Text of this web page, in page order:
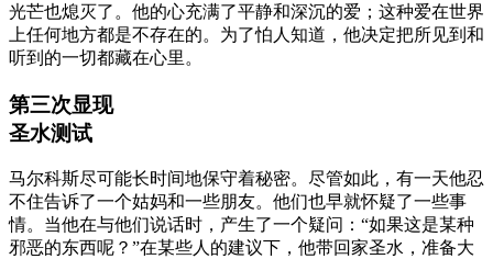
光芒也熄灭了。他的心充满了平静和深沉的爱；这种爱在世界
上任何地方都是不存在的。为了怕人知道，他决定把所见到和
听到的一切都藏在心里。
第三次显现
圣水测试
马尔科斯尽可能长时间地保守着秘密。尽管如此，有一天他忍
不住告诉了一个姑妈和一些朋友。他们也早就怀疑了一些事
情。当他在与他们说话时，产生了一个疑问：“如果这是某种
邪恶的东西呢？”在某些人的建议下，他带回家圣水，准备大